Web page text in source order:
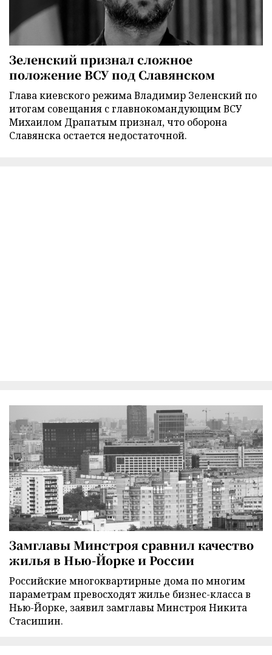
Зеленский признал сложное
положение ВСУ под Славянском
Глава киевского режима Владимир Зеленский по
итогам совещания с главнокомандующим ВСУ
Михаилом Драпатым признал, что оборона
Славянска остается недостаточной.
Замглавы Минстроя сравнил качество
жилья в Нью-Йорке и России
Российские многоквартирные дома по многим
параметрам превосходят жилье бизнес-класса в
Нью-Йорке, заявил замглавы Минстроя Никита
Стасишин.